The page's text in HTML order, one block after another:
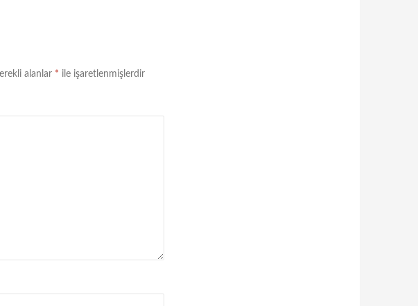
alanlar * ile işaretlenmişlerdir